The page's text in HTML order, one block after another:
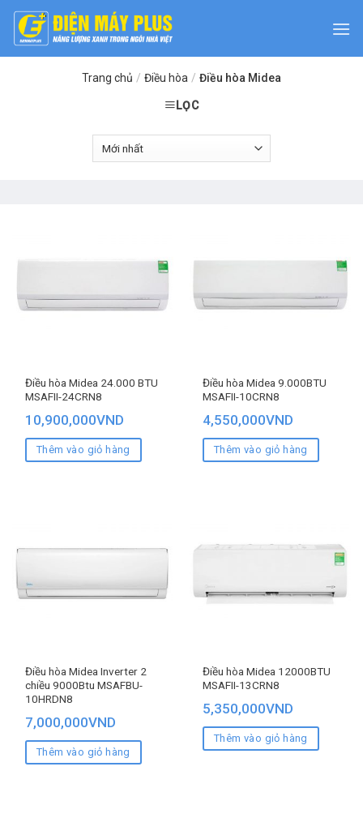
Skip
content
Trang chủ / Điều hòa / Điều hòa Midea
LỌC
Điều hòa Midea 24.000 BTU
MSAFII-24CRN8
10,900,000VND
Thêm vào giỏ hàng
Điều hòa Midea 9.000BTU
MSAFII-10CRN8
4,550,000VND
Thêm vào giỏ hàng
Điều hòa Midea Inverter 2
chiều 9000Btu MSAFBU-
10HRDN8
7,000,000VND
Thêm vào giỏ hàng
Điều hòa Midea 12000BTU
MSAFII-13CRN8
5,350,000VND
Thêm vào giỏ hàng